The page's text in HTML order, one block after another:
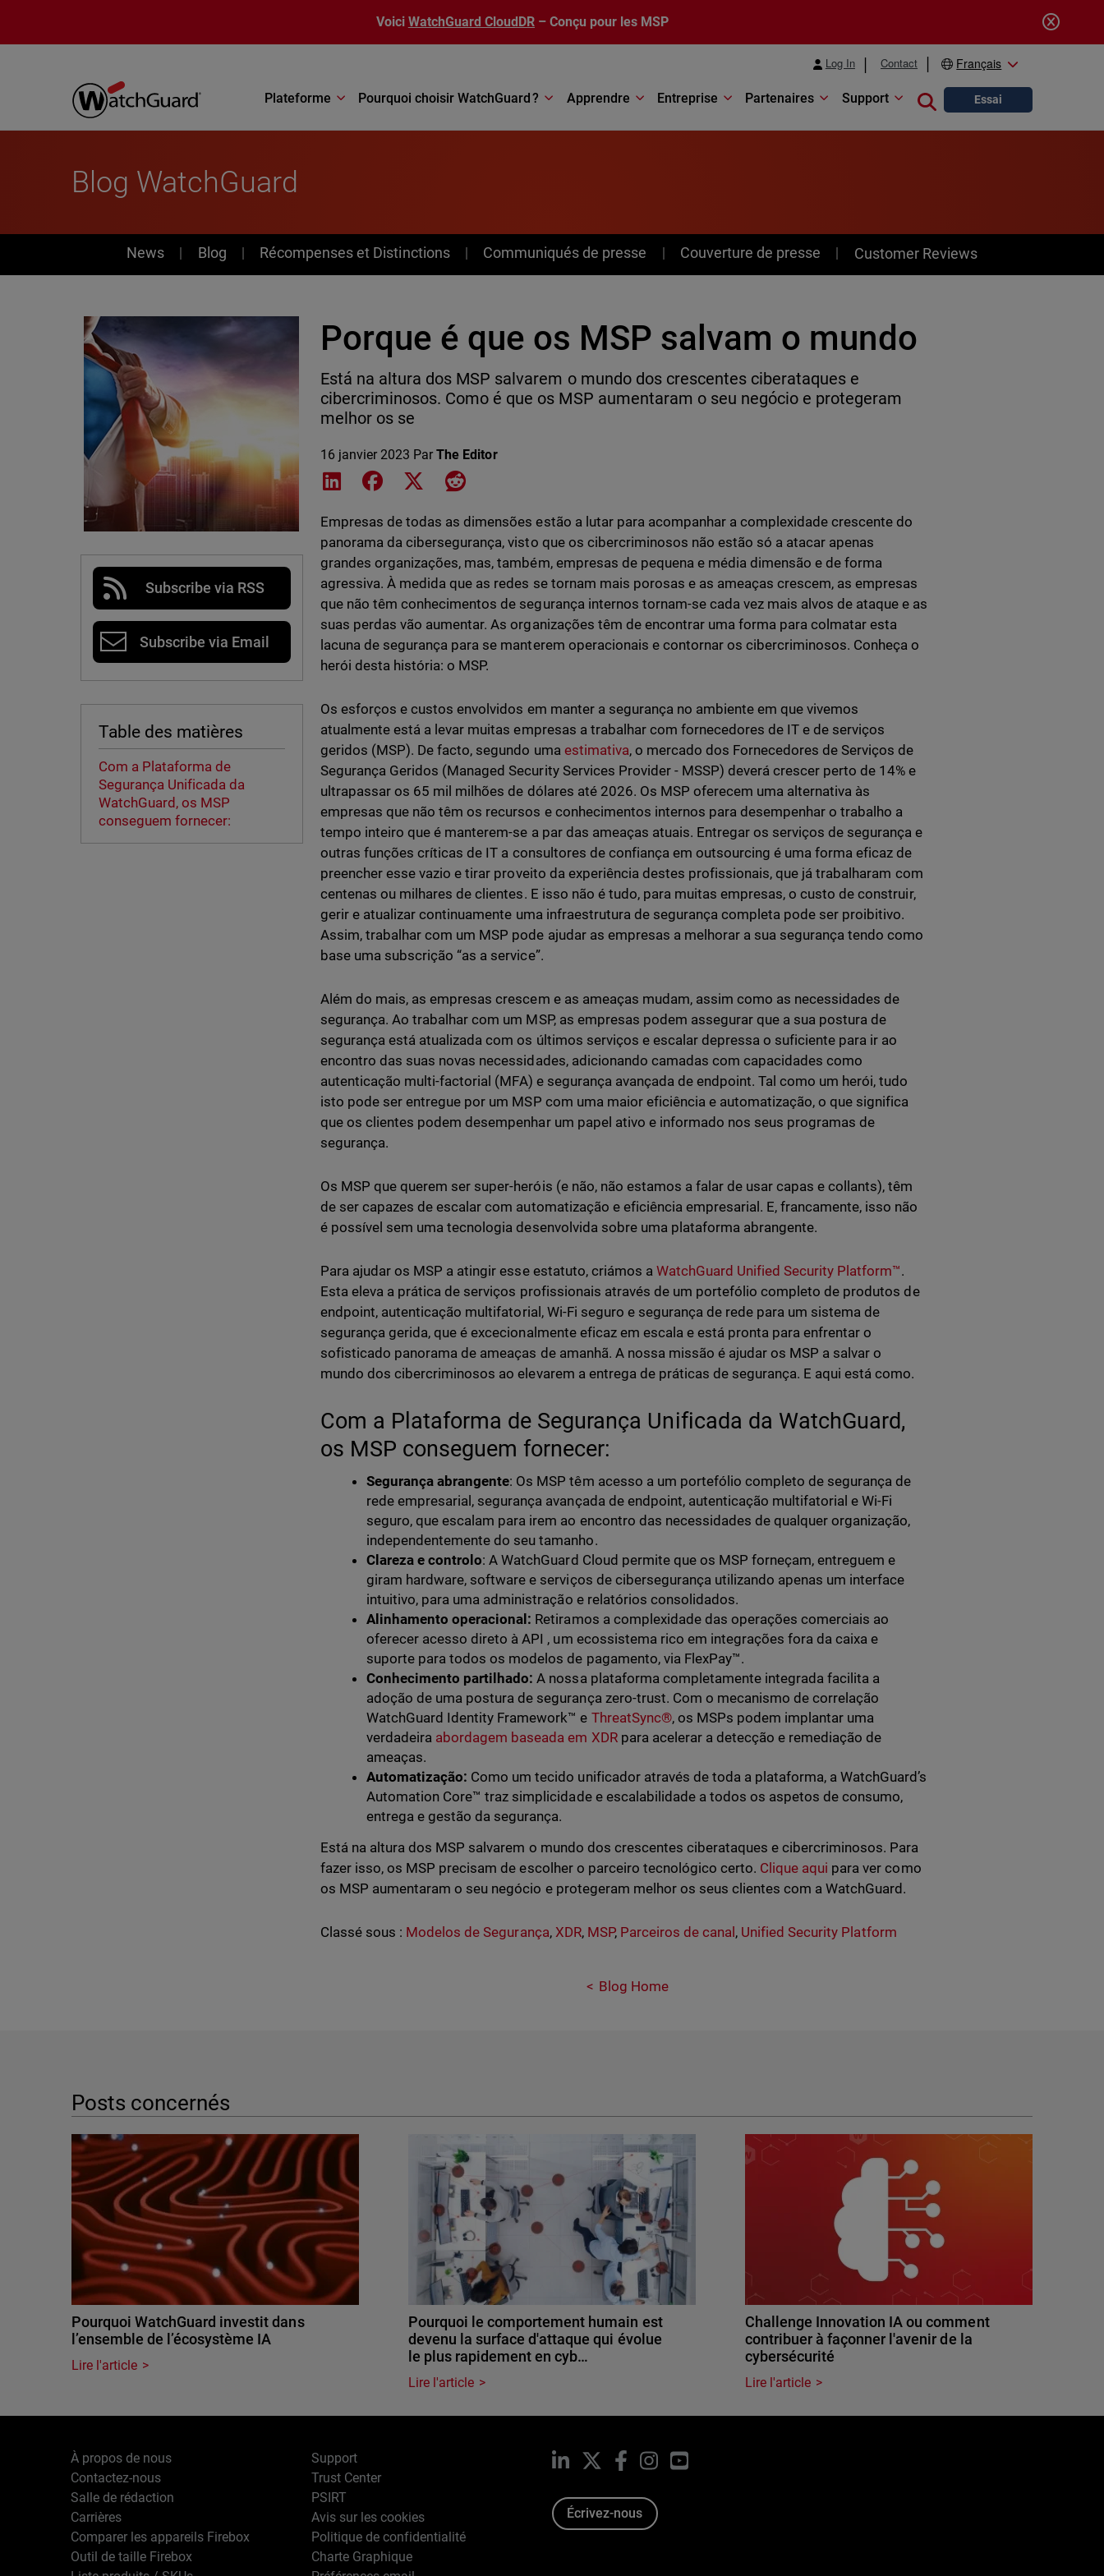
Voici WatchGuard CloudDR – Conçu pour les MSP
Log In Contact Français
Plateforme Pourquoi choisir WatchGuard ? Apprendre Entreprise Partenaires Support Close search
Essai
Blog WatchGuard
News
News Blog Récompenses et Distinctions Communiqués de presse Couverture de presse Customer Reviews
Subscribe via RSS
Subscribe via Email
Table des matières
Com a Plataforma de
Segurança Unificada da
WatchGuard, os MSP
conseguem fornecer:
Porque é que os MSP salvam o mundo
Está na altura dos MSP salvarem o mundo dos crescentes ciberataques e
cibercriminosos. Como é que os MSP aumentaram o seu negócio e protegeram
melhor os se
16 janvier 2023 ParThe Editor
Share on LinkedIn
Share on Facebook
Share on XShare on Reddit
Empresas de todas as dimensões estão a lutar para acompanhar a complexidade crescente do
panorama da cibersegurança, visto que os cibercriminosos não estão só a atacar apenas
grandes organizações, mas, também, empresas de pequena e média dimensão e de forma
agressiva. À medida que as redes se tornam mais porosas e as ameaças crescem, as empresas
que não têm conhecimentos de segurança internos tornam-se cada vez mais alvos de ataque e as
suas perdas vão aumentar. As organizações têm de encontrar uma forma para colmatar esta
lacuna de segurança para se manterem operacionais e contornar os cibercriminosos. Conheça o
herói desta história: o MSP.
Os esforços e custos envolvidos em manter a segurança no ambiente em que vivemos
atualmente está a levar muitas empresas a trabalhar com fornecedores de IT e de serviços
geridos (MSP). De facto, segundo uma estimativa, o mercado dos Fornecedores de Serviços de
Segurança Geridos (Managed Security Services Provider - MSSP) deverá crescer perto de 14% e
ultrapassar os 65 mil milhões de dólares até 2026. Os MSP oferecem uma alternativa às
empresas que não têm os recursos e conhecimentos internos para desempenhar o trabalho a
tempo inteiro que é manterem-se a par das ameaças atuais. Entregar os serviços de segurança e
outras funções críticas de IT a consultores de confiança em outsourcing é uma forma eficaz de
preencher esse vazio e tirar proveito da experiência destes profissionais, que já trabalharam com
centenas ou milhares de clientes. E isso não é tudo, para muitas empresas, o custo de construir,
gerir e atualizar continuamente uma infraestrutura de segurança completa pode ser proibitivo.
Assim, trabalhar com um MSP pode ajudar as empresas a melhorar a sua segurança tendo como
base uma subscrição “as a service”.
Além do mais, as empresas crescem e as ameaças mudam, assim como as necessidades de
segurança. Ao trabalhar com um MSP, as empresas podem assegurar que a sua postura de
segurança está atualizada com os últimos serviços e escalar depressa o suficiente para ir ao
encontro das suas novas necessidades, adicionando camadas com capacidades como
autenticação multi-factorial (MFA) e segurança avançada de endpoint. Tal como um herói, tudo
isto pode ser entregue por um MSP com uma maior eficiência e automatização, o que significa
que os clientes podem desempenhar um papel ativo e informado nos seus programas de
segurança.
Os MSP que querem ser super-heróis (e não, não estamos a falar de usar capas e collants), têm
de ser capazes de escalar com automatização e eficiência empresarial. E, francamente, isso não
é possível sem uma tecnologia desenvolvida sobre uma plataforma abrangente.
Para ajudar os MSP a atingir esse estatuto, criámos a WatchGuard Unified Security Platform™.
Esta eleva a prática de serviços profissionais através de um portefólio completo de produtos de
endpoint, autenticação multifatorial, Wi-Fi seguro e segurança de rede para um sistema de
segurança gerida, que é excecionalmente eficaz em escala e está pronta para enfrentar o
sofisticado panorama de ameaças de amanhã. A nossa missão é ajudar os MSP a salvar o
mundo dos cibercriminosos ao elevarem a entrega de práticas de segurança. E aqui está como.
Com a Plataforma de Segurança Unificada da WatchGuard,
os MSP conseguem fornecer:
Segurança abrangente: Os MSP têm acesso a um portefólio completo de segurança de
rede empresarial, segurança avançada de endpoint, autenticação multifatorial e Wi-Fi
seguro, que escalam para irem ao encontro das necessidades de qualquer organização,
independentemente do seu tamanho.
Clareza e controlo: A WatchGuard Cloud permite que os MSP forneçam, entreguem e
giram hardware, software e serviços de cibersegurança utilizando apenas um interface
intuitivo, para uma administração e relatórios consolidados.
Alinhamento operacional: Retiramos a complexidade das operações comerciais ao
oferecer acesso direto à API , um ecossistema rico em integrações fora da caixa e
suporte para todos os modelos de pagamento, via FlexPay™️.
Conhecimento partilhado: A nossa plataforma completamente integrada facilita a
adoção de uma postura de segurança zero-trust. Com o mecanismo de correlação
WatchGuard Identity Framework™️ e ThreatSync®, os MSPs podem implantar uma
verdadeira abordagem baseada em XDR para acelerar a detecção e remediação de
ameaças.
Automatização: Como um tecido unificador através de toda a plataforma, a WatchGuard’s
Automation Core™ traz simplicidade e escalabilidade a todos os aspetos de consumo,
entrega e gestão da segurança.
Está na altura dos MSP salvarem o mundo dos crescentes ciberataques e cibercriminosos. Para
fazer isso, os MSP precisam de escolher o parceiro tecnológico certo. Clique aqui para ver como
os MSP aumentaram o seu negócio e protegeram melhor os seus clientes com a WatchGuard.
Classé sous : Modelos de Segurança, XDR, MSP, Parceiros de canal , Unified Security Platform
Blog Home
Posts concernés
Pourquoi WatchGuard investit dans
l’ensemble de l’écosystème IA
Lire l'article
Pourquoi le comportement humain est
devenu la surface d'attaque qui évolue
le plus rapidement en cyb…
Lire l'article
Challenge Innovation IA ou comment
contribuer à façonner l'avenir de la
cybersécurité
Lire l'article
À propos de nous
Contactez-nous
Salle de rédaction
Carrières
Comparer les appareils Firebox
Outil de taille Firebox
Support
Trust Center
PSIRT
Avis sur les cookies
Politique de confidentialité
Charte Graphique
LinkedIn Facebook
InstagramYouTube
Écrivez-nous